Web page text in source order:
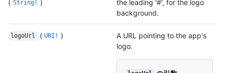
( String! )
the leading '#', for the logo
background.
logoUrl ( URI! )
A URL pointing to the app's
logo.